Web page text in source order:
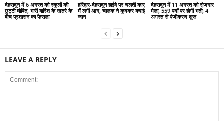
देहरादून में 6 अगस्त को स्कूलों की
छुट्टी घोषित, भारी बारिश के खतरे के
बीच प्रशासन का फैसला
हरिद्वार-देहरादून हाईवे पर चलती कार
में लगी आग, चालक ने कूदकर बचाई
जान
देहरादून में 11 अगस्त को रोजगार
मेला, 559 पदों पर होगी भर्ती; 4
अगस्त से पंजीकरण शुरू
LEAVE A REPLY